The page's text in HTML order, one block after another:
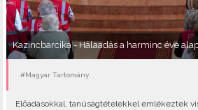
Kazincbarcika - Hálaadás a harminc éve
#Magyar Tartomány
Előadásokkal, tanúságtételekkel emlékeztek